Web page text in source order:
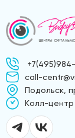
call-
Подольск,
Kолл-